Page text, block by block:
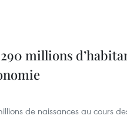
millions
de naissances au cours